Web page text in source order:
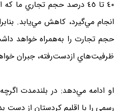
٤٠ تا ٤٥ درصد حجم تجاري ما
انجام مي‌گيرد،‌ كاهش مي‌يابد.
حجم تجارت را به‌همراه خواهد
ظرفيت‌هاي ازدست‌رفته، جبران
او ادامه مي‌دهد: در بلندمدت
رسمي را با اقليم كردستان از دست